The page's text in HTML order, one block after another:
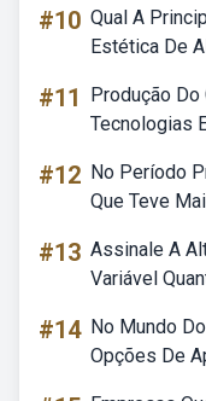
#10 Qual A
Estética De
#11
Produção
Tecnologias
#12 No Período
Que Teve
#13 Assinale A
Variável
#14 No Mundo
Opções De